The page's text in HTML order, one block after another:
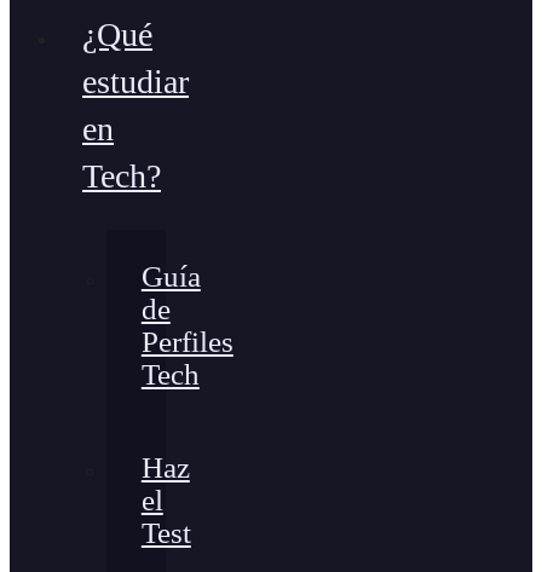
¿Qué
estudiar
en
Tech?
Guía
de
Perfiles
Tech
Haz
el
Test